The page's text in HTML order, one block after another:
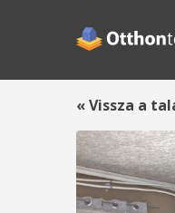
« Vissza a